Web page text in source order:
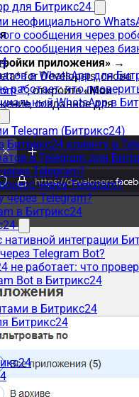
для Битрикс24
неофициального
сообщения через
сообщения через
в WhatsApp для
работает: что
WhatsApp в
Telegram (Битрикс24)
клиенту в
в Telegram для
Telegram?
через Telegram?
через Telegram?
в Битрикс24
нативной интеграции
Telegram Bot?
не работает: что
Bot в Битрикс24
в Битрикс24
Битрикс24
приложения» →
for Developers, снова
, откройте«Мои
созданное для